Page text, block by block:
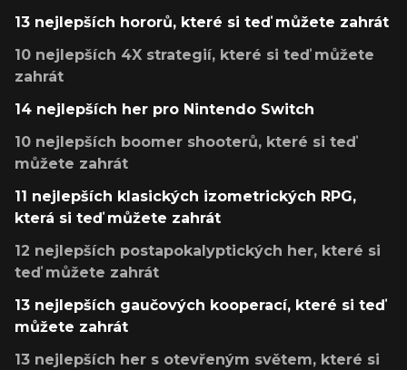
13 nejlepších hororů, které si teď můžete zahrát
10 nejlepších 4X strategií, které si teď můžete
zahrát
14 nejlepších her pro Nintendo Switch
10 nejlepších boomer shooterů, které si teď
můžete zahrát
11 nejlepších klasických izometrických RPG,
která si teď můžete zahrát
12 nejlepších postapokalyptických her, které si
teď můžete zahrát
13 nejlepších gaučových kooperací, které si teď
můžete zahrát
13 nejlepších her s otevřeným světem, které si